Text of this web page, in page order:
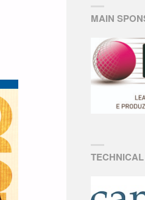
MAIN